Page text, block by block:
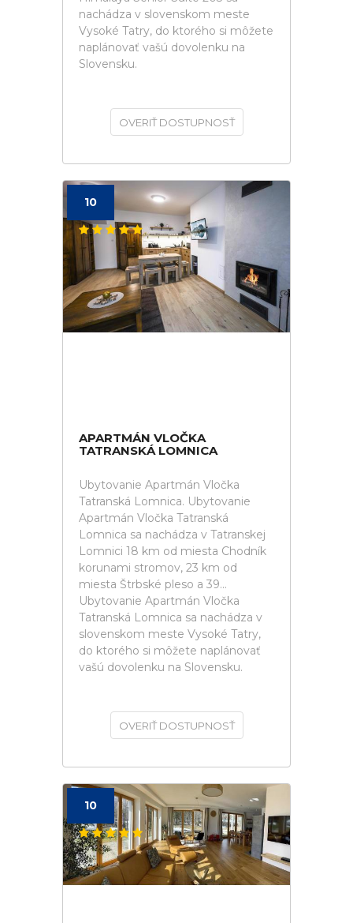
nachádza v slovenskom meste
Vysoké Tatry, do ktorého si môžete
naplánovať vašú dovolenku na
Slovensku.
OVERIŤ DOSTUPNOSŤ
10
APARTMÁN VLOČKA
TATRANSKÁ LOMNICA
Ubytovanie Apartmán Vločka
Tatranská Lomnica. Ubytovanie
Apartmán Vločka Tatranská
Lomnica sa nachádza v Tatranskej
Lomnici 18 km od miesta Chodník
korunami stromov, 23 km od
miesta Štrbské pleso a 39...
Ubytovanie Apartmán Vločka
Tatranská Lomnica sa nachádza v
slovenskom meste Vysoké Tatry,
do ktorého si môžete naplánovať
vašú dovolenku na Slovensku.
OVERIŤ DOSTUPNOSŤ
10